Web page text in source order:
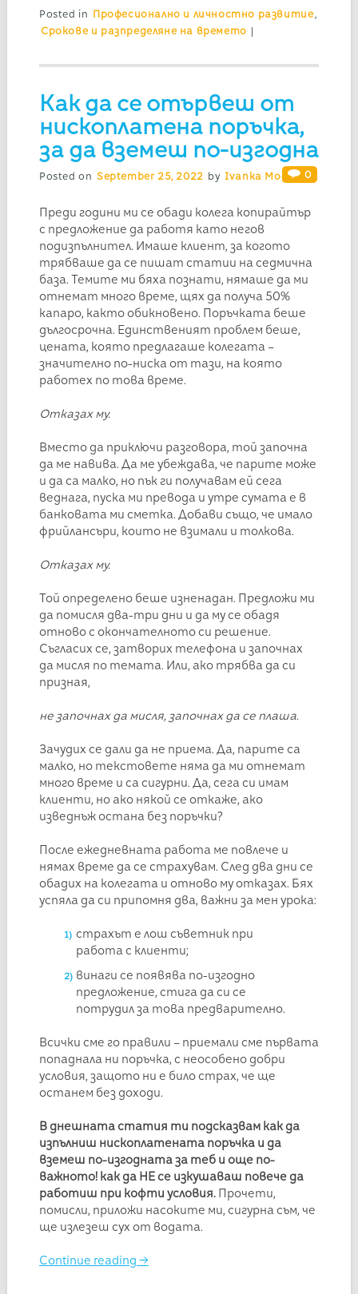
Posted in Професионално и личностно развитие,
Срокове и разпределяне на времето |
Как да се отървеш от
нископлатена поръчка,
за да вземеш по-изгодна
Posted on September 25, 2022 by Ivanka Mogilska
0
Преди години ми се обади колега копирайтър
с предложение да работя като негов
подизпълнител. Имаше клиент, за когото
трябваше да се пишат статии на седмична
база. Темите ми бяха познати, нямаше да ми
отнемат много време, щях да получа 50%
капаро, както обикновено. Поръчката беше
дългосрочна. Единственият проблем беше,
цената, която предлагаше колегата –
значително по-ниска от тази, на която
работех по това време.
Отказах му.
Вместо да приключи разговора, той започна
да ме навива. Да ме убеждава, че парите може
и да са малко, но пък ги получавам ей сега
веднага, пуска ми превода и утре сумата е в
банковата ми сметка. Добави също, че имало
фрийлансъри, които не взимали и толкова.
Отказах му.
Той определено беше изненадан. Предложи ми
да помисля два-три дни и да му се обадя
отново с окончателното си решение.
Съгласих се, затворих телефона и започнах
да мисля по темата. Или, ако трябва да си
призная,
не започнах да мисля, започнах да се плаша.
Зачудих се дали да не приема. Да, парите са
малко, но текстовете няма да ми отнемат
много време и са сигурни. Да, сега си имам
клиенти, но ако някой се откаже, ако
изведнъж остана без поръчки?
После ежедневната работа ме повлече и
нямах време да се страхувам. След два дни се
обадих на колегата и отново му отказах. Бях
успяла да си припомня два, важни за мен урока:
страхът е лош съветник при
работа с клиенти;
винаги се появява по-изгодно
предложение, стига да си се
потрудил за това предварително.
Всички сме го правили – приемали сме първата
попаднала ни поръчка, с неособено добри
условия, защото ни е било страх, че ще
останем без доходи.
В днешната статия ти подсказвам как да
изпълниш нископлатената поръчка и да
вземеш по-изгодната за теб и още по-
важното! как да НЕ се изкушаваш повече да
работиш при кофти условия. Прочети,
помисли, приложи насоките ми, сигурна съм, че
ще излезеш сух от водата.
Continue reading →